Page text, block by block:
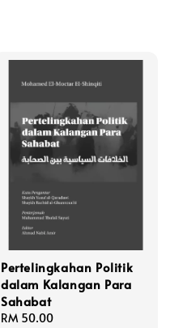
Pertelingkahan Politik
dalam Kalangan Para
Sahabat
Regular
RM 50.00